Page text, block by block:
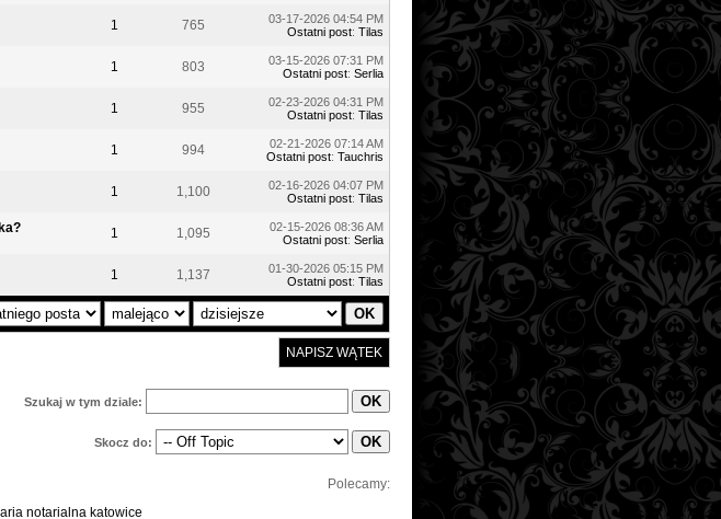
1 765
03-17-2026 04:54 PM
Ostatni post: Tilas
1 803
03-15-2026 07:31 PM
Ostatni post: Serlia
1 955
02-23-2026 04:31 PM
Ostatni post: Tilas
1 994
02-21-2026 07:14 AM
Ostatni post: Tauchris
1 1,100
02-16-2026 04:07 PM
Ostatni post: Tilas
1 1,095
02-15-2026 08:36 AM
Ostatni post: Serlia
1 1,137
01-30-2026 05:15 PM
Ostatni post: Tilas
NAPISZ WĄTEK
Szukaj w tym dziale:
Skocz do:
Polecamy: